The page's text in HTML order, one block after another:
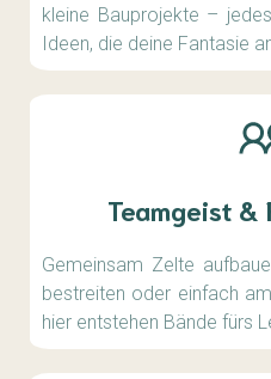
kleine Bauprojekte –
Ideen, die deine Fantasie
Teamgeist &
Gemeinsam Zelte
bestreiten oder einfach
hier entstehen Bände fürs